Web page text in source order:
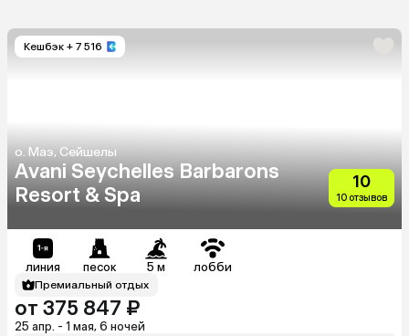
Кешбэк + 7 516
о. Маэ, Сейшелы
Avani Seychelles Barbarons
Resort & Spa
10
10 отзывов
линия песок 5 м лобби
Премиальный отдых
от 375 847 ₽
25 апр. - 1 мая, 6 ночей